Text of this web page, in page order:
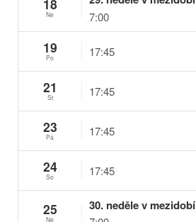
18
Ne 7:00
19
Po 17:45
21
St 17:45
23
Pá 17:45
24
So 17:45
25
Ne
30. neděle v mezidobí